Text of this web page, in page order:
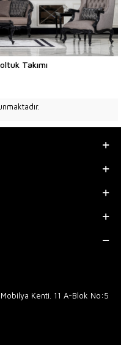
Takımı
Kenti. 11 A-Blok No:5